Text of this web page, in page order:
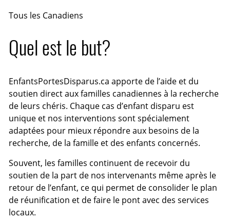
Tous les Canadiens
Quel est le but?
EnfantsPortesDisparus.ca apporte de l’aide et du
soutien direct aux familles canadiennes à la recherche
de leurs chéris. Chaque cas d’enfant disparu est
unique et nos interventions sont spécialement
adaptées pour mieux répondre aux besoins de la
recherche, de la famille et des enfants concernés.
Souvent, les familles continuent de recevoir du
soutien de la part de nos intervenants même après le
retour de l’enfant, ce qui permet de consolider le plan
de réunification et de faire le pont avec des services
locaux.